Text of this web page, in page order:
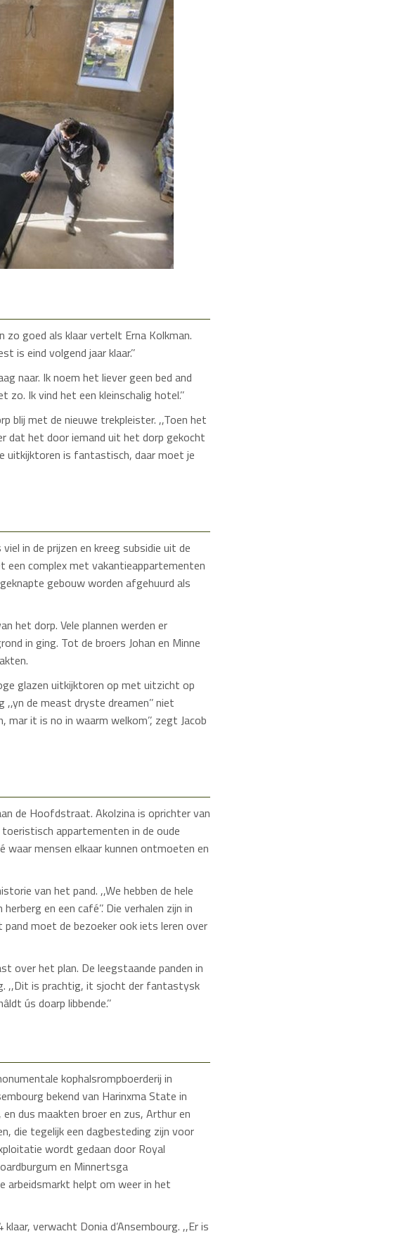
goed als klaar vertelt Erna Kolkman.
is eind volgend jaar klaar.’’
naar. Ik noem het liever geen bed and
Ik vind het een kleinschalig hotel.’’
blij met de nieuwe trekpleister. ,,Toen het
dat het door iemand uit het dorp gekocht
uitkijktoren is fantastisch, daar moet je
in de prijzen en kreeg subsidie uit de
een complex met vakantieappartementen
gebouw worden afgehuurd als
het dorp. Vele plannen werden er
in ging. Tot de broers Johan en Minne
glazen uitkijktoren op met uitzicht op
de meast dryste dreamen’’ niet
it is no in waarm welkom’’, zegt Jacob
de Hoofdstraat. Akolzina is oprichter van
appartementen in de oude
mensen elkaar kunnen ontmoeten en
van het pand. ,,We hebben de hele
en een café’’. Die verhalen zijn in
moet de bezoeker ook iets leren over
over het plan. De leegstaande panden in
,,Dit is prachtig, it sjocht der fantastysk
ús doarp libbende.’’
kophalsrompboerderij in
bekend van Harinxma State in
dus maakten broer en zus, Arthur en
die tegelijk een dagbesteding zijn voor
wordt gedaan door Royal
en Minnertsga
helpt om weer in het
verwacht Donia d’Ansembourg. ,,Er is